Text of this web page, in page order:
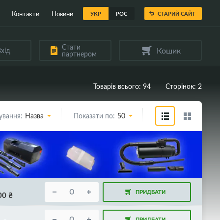
УКР РОС
Контакти Новини СТАРИЙ САЙТ
Стати
партнером Кошик
Товарів всього: 94 Сторінок: 2
Назва Показати по: 50
₴ ПРИДБАТИ